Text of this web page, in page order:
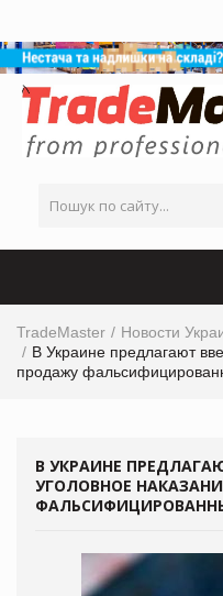
TradeMaster
Новости
В Украине предлагают
продажу
В УКРАИНЕ
УГОЛОВНОЕ